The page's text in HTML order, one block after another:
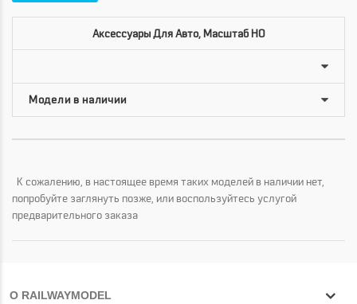
Аксессуары Для Авто, Масштаб HO
К сожалению, в настоящее время таких моделей в наличии нет,
попробуйте заглянуть позже, или воспользуйтесь услугой
предварительного заказа
О RAILWAYMODEL